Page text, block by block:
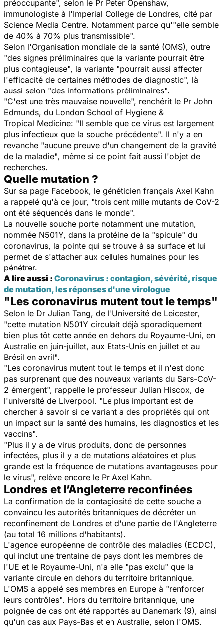
préoccupante", selon le Pr Peter Openshaw,
immunologiste à l'Imperial College de Londres, cité par
Science Media Centre. Notamment parce qu'"elle semble
de 40% à 70% plus transmissible".
Selon l'Organisation mondiale de la santé (OMS), outre
"des signes préliminaires que la variante pourrait être
plus contagieuse", la variante "pourrait aussi affecter
l'efficacité de certaines méthodes de diagnostic", là
aussi selon "des informations préliminaires".
"C'est une très mauvaise nouvelle", renchérit le Pr John
Edmunds, du London School of Hygiene &
Tropical Medicine: "Il semble que ce virus est largement
plus infectieux que la souche précédente". Il n'y a en
revanche "aucune preuve d'un changement de la gravité
de la maladie", même si ce point fait aussi l'objet de
recherches.
Quelle mutation ?
Sur sa page Facebook, le généticien français Axel Kahn
a rappelé qu'à ce jour, "trois cent mille mutants de CoV-2
ont été séquencés dans le monde".
La nouvelle souche porte notamment une mutation,
nommée N501Y, dans la protéine de la "spicule" du
coronavirus, la pointe qui se trouve à sa surface et lui
permet de s'attacher aux cellules humaines pour les
pénétrer.
A lire aussi : Coronavirus : contagion, sévérité, risque
de mutation, les réponses d'une virologue
"Les coronavirus mutent tout le temps"
Selon le Dr Julian Tang, de l'Université de Leicester,
"cette mutation N501Y circulait déjà sporadiquement
bien plus tôt cette année en dehors du Royaume-Uni, en
Australie en juin-juillet, aux Etats-Unis en juillet et au
Brésil en avril".
"Les coronavirus mutent tout le temps et il n'est donc
pas surprenant que des nouveaux variants du Sars-CoV-
2 émergent", rappelle le professeur Julian Hiscox, de
l'université de Liverpool. "Le plus important est de
chercher à savoir si ce variant a des propriétés qui ont
un impact sur la santé des humains, les diagnostics et les
vaccins".
"Plus il y a de virus produits, donc de personnes
infectées, plus il y a de mutations aléatoires et plus
grande est la fréquence de mutations avantageuses pour
le virus", relève encore le Pr Axel Kahn.
Londres et l’Angleterre reconfinées
La confirmation de la contagiosité de cette souche a
convaincu les autorités britanniques de décréter un
reconfinement de Londres et d'une partie de l'Angleterre
(au total 16 millions d'habitants).
L'agence européenne de contrôle des maladies (ECDC),
qui inclut une trentaine de pays dont les membres de
l'UE et le Royaume-Uni, n'a elle "pas exclu" que la
variante circule en dehors du territoire britannique.
L'OMS a appelé ses membres en Europe à "renforcer
leurs contrôles". Hors du territoire britannique, une
poignée de cas ont été rapportés au Danemark (9), ainsi
qu'un cas aux Pays-Bas et en Australie, selon l'OMS.